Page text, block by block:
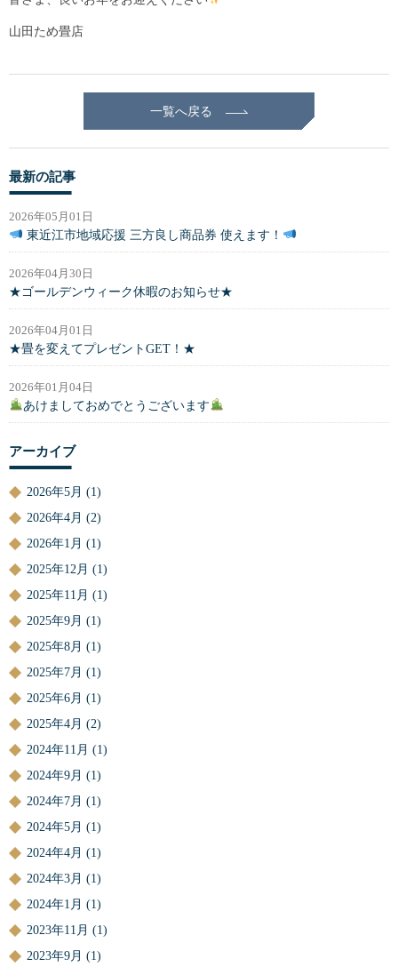
⁡山田ため畳店
一覧へ戻る
最新の記事
2026年05月01日
東近江市地域応援 三方良し商品券 使えます！
2026年04月30日
★ゴールデンウィーク休暇のお知らせ★
2026年04月01日
★畳を変えてプレゼントGET！★
2026年01月04日
あけましておめでとうございます
アーカイブ
2026年5月 (1)
2026年4月 (2)
2026年1月 (1)
2025年12月 (1)
2025年11月 (1)
2025年9月 (1)
2025年8月 (1)
2025年7月 (1)
2025年6月 (1)
2025年4月 (2)
2024年11月 (1)
2024年9月 (1)
2024年7月 (1)
2024年5月 (1)
2024年4月 (1)
2024年3月 (1)
2024年1月 (1)
2023年11月 (1)
2023年9月 (1)